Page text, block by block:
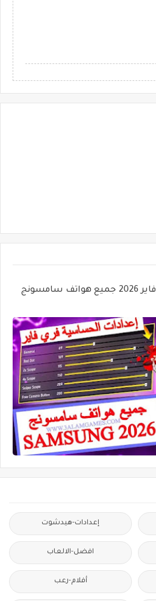
إعدادات الحساسية فري فاير 2026 جميع هواتف سامسونج
إعدادات-هيدشوت
افضل-الالعاب
أفلام-رعب